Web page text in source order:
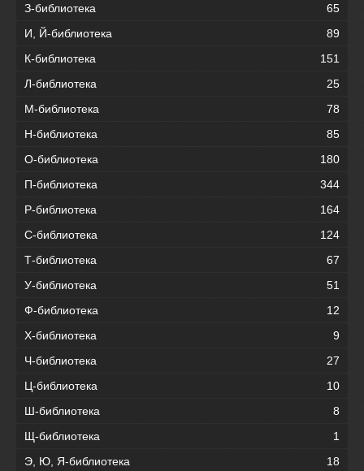
З-библиотека
65
И, Й-библиотека
89
К-библиотека
151
Л-библиотека
25
М-библиотека
78
Н-библиотека
85
О-библиотека
180
П-библиотека
344
Р-библиотека
164
С-библиотека
124
Т-библиотека
67
У-библиотека
51
Ф-библиотека
12
Х-библиотека
9
Ч-библиотека
27
Ц-библиотека
10
Ш-библиотека
8
Щ-библиотека
1
Э, Ю, Я-библиотека
18